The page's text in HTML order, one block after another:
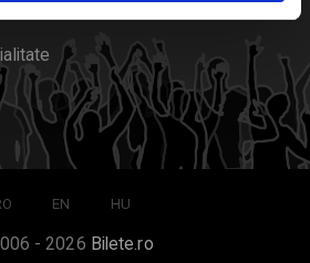
EN HU
- 2026 Bilete.ro